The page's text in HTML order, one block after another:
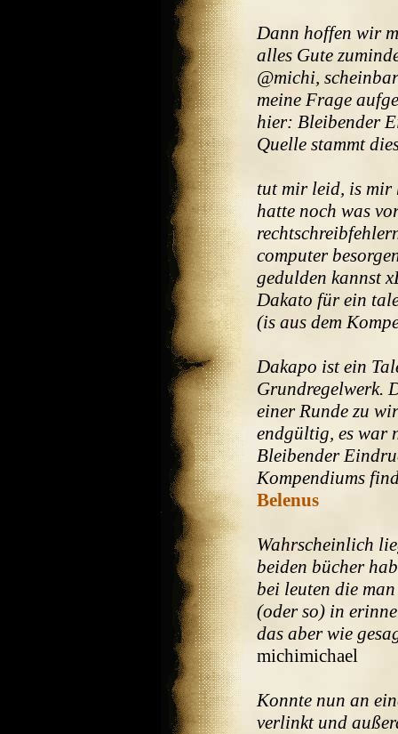
Dann hoffen wir
alles Gute
@michi,
meine Frage
hier: Bleibender
Quelle stammt
tut mir leid, is mir
hatte noch was
computer
gedulden kannst
Dakato für ein
(is aus dem
Dakapo ist ein
Grundregelwerk.
einer Runde zu
endgültig, es war
Bleibender
Kompendiums
Belenus
Wahrscheinlich
beiden bücher
bei leuten die
(oder so) in
das aber wie
michimichael
Konnte nun an
verlinkt und